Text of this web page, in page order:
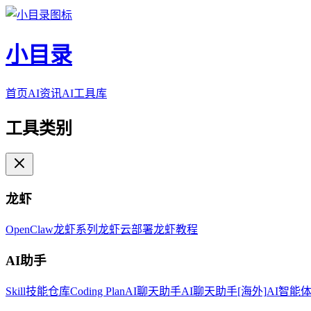
小目录
首页AI资讯AI工具库
工具类别
龙虾
OpenClaw龙虾系列 龙虾云部署龙虾教程
AI助手
Skill技能仓库Coding PlanAI聊天助手AI聊天助手[海外]AI智能体